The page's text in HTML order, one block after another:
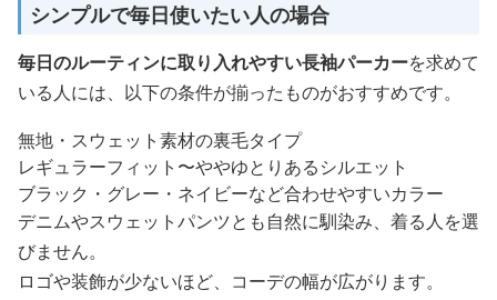
シンプルで毎日使いたい人の場合
毎日のルーティンに取り入れやすい長袖パーカーを求めて
いる人には、以下の条件が揃ったものがおすすめです。
無地・スウェット素材の裏毛タイプ
レギュラーフィット〜ややゆとりあるシルエット
ブラック・グレー・ネイビーなど合わせやすいカラー
デニムやスウェットパンツとも自然に馴染み、着る人を選
びません。
ロゴや装飾が少ないほど、コーデの幅が広がります。